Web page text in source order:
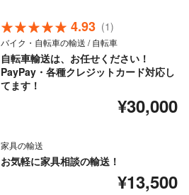
4.93 (1)
バイク・自転車の輸送 / 自転車
自転車輸送は、お任せください！
PayPay・各種クレジットカード対応し
てます！
¥30,000
家具の輸送
お気軽に家具相談の輸送！
¥13,500